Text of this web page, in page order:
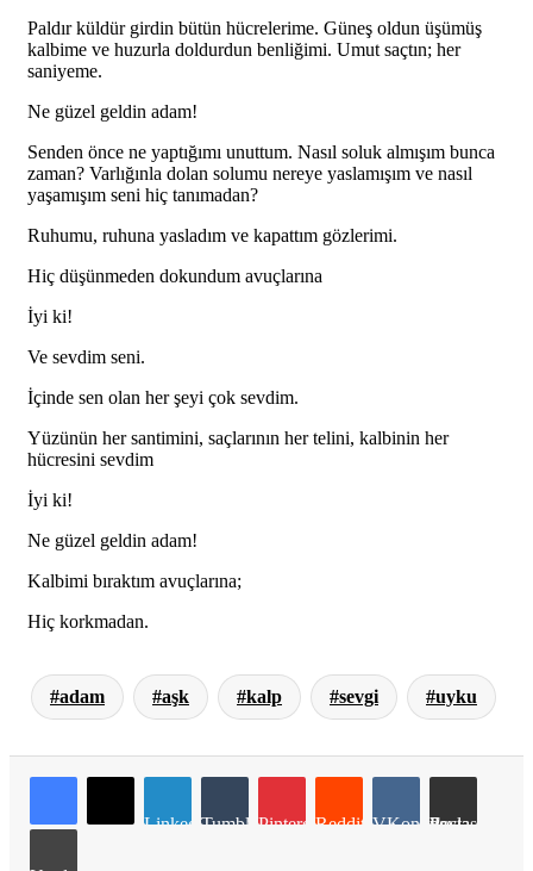
Paldır küldür girdin bütün hücrelerime. Güneş oldun üşümüş
kalbime ve huzurla doldurdun benliğimi. Umut saçtın; her
saniyeme.
Ne güzel geldin adam!
Senden önce ne yaptığımı unuttum. Nasıl soluk almışım bunca
zaman? Varlığınla dolan solumu nereye yaslamışım ve nasıl
yaşamışım seni hiç tanımadan?
Ruhumu, ruhuna yasladım ve kapattım gözlerimi.
Hiç düşünmeden dokundum avuçlarına
İyi ki!
Ve sevdim seni.
İçinde sen olan her şeyi çok sevdim.
Yüzünün her santimini, saçlarının her telini, kalbinin her
hücresini sevdim
İyi ki!
Ne güzel geldin adam!
Kalbimi bıraktım avuçlarına;
Hiç korkmadan.
adam aşk kalp sevgi uyku
LinkedInTumblr PinterestReddit VKontakteE-Posta ile paylaş